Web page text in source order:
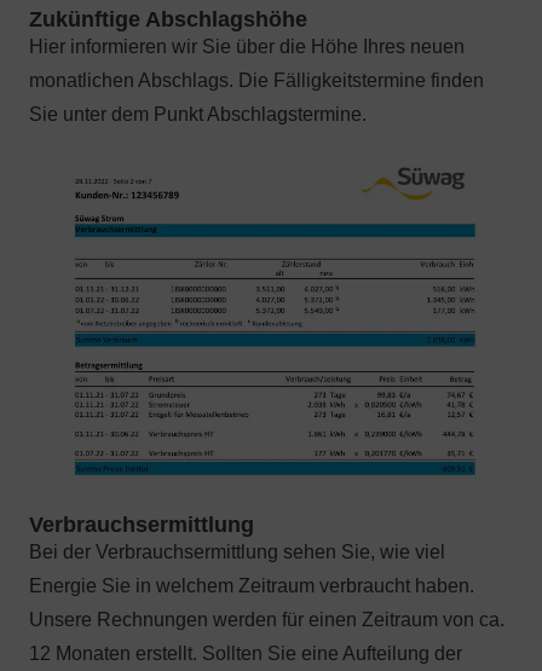
Hier informieren wir Sie über die Höhe Ihres neuen
monatlichen Abschlags. Die Fälligkeitstermine finden
Sie unter dem Punkt Abschlagstermine.
Bei der Verbrauchsermittlung sehen Sie, wie viel
Energie Sie in welchem Zeitraum verbraucht haben.
Unsere Rechnungen werden für einen Zeitraum von ca.
12 Monaten erstellt. Sollten Sie eine Aufteilung der